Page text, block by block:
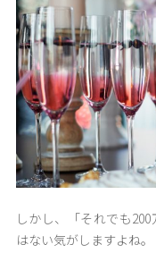
しかし、「それでも
はない気がしますよね。